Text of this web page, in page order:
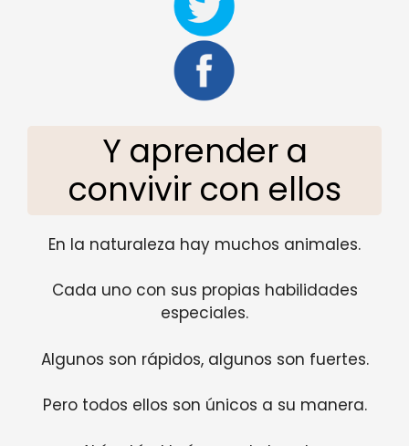
Y aprender a
convivir con ellos
En la naturaleza hay muchos animales.
Cada uno con sus propias habilidades
especiales.
Algunos son rápidos, algunos son fuertes.
Pero todos ellos son únicos a su manera.